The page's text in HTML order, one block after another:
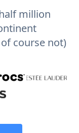
million
course not)